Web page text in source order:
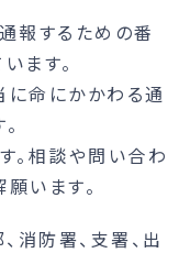
報するための番
ます。
に命にかかわる通
。相談や問い合わ
います。
消防署、支署、出